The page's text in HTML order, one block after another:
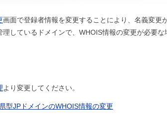
画面で登録者情報を変更することにより、名義変更
理しているドメインで、WHOIS情報の変更が必要
より変更してください。
型JPドメインのWHOIS情報の変更